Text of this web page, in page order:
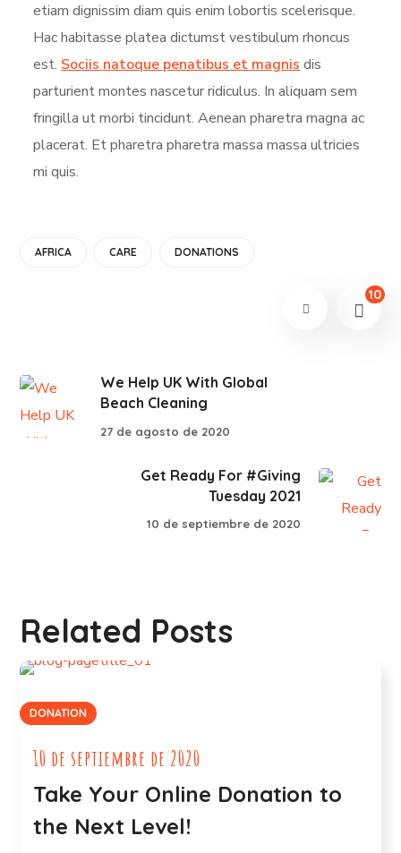
etiam dignissim diam quis enim lobortis scelerisque.
Hac habitasse platea dictumst vestibulum rhoncus
est. Sociis natoque penatibus et magnis dis
parturient montes nascetur ridiculus. In aliquam sem
fringilla ut morbi tincidunt. Aenean pharetra magna ac
placerat. Et pharetra pharetra massa massa ultricies
mi quis.
AFRICA CARE DONATIONS
10
We Help UK With Global
Beach Cleaning
27 de agosto de 2020
Get Ready For #Giving
Tuesday 2021
10 de septiembre de 2020
Related Posts
DONATION
10 de septiembre de 2020
Take Your Online Donation to
the Next Level!